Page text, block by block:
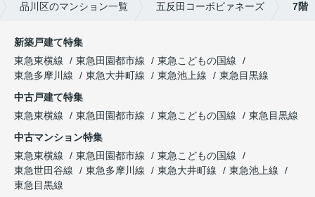
品川区のマンション一覧 五反田コーポビァネーズ 7階
新築戸建て特集
東急東横線
東急田園都市線
東急こどもの国線
東急多摩川線
東急大井町線 東急池上線
東急目黒線
中古戸建て特集
東急東横線
東急田園都市線 東急こどもの国線
東急目黒線
中古マンション特集
東急東横線
東急田園都市線
東急こどもの国線
東急世田谷線
東急多摩川線 東急大井町線
東急池上線
東急目黒線